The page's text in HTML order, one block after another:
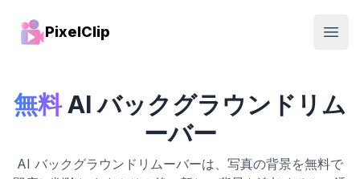
PixelClip
無料AI バックグラウンドリム
ーバー
AI バックグラウンドリムーバーは、写真の背景を無料で